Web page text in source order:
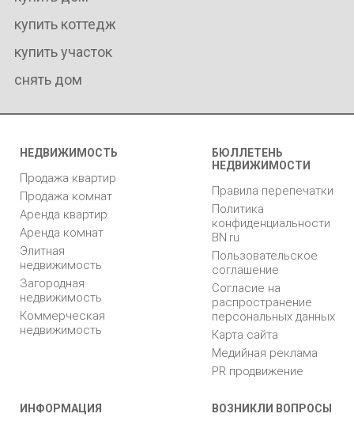
купить коттедж
купить участок
снять дом
НЕДВИЖИМОСТЬ
Продажа квартир
Продажа комнат
Аренда квартир
Аренда комнат
Элитная
недвижимость
Загородная
недвижимость
Коммерческая
недвижимость
БЮЛЛЕТЕНЬ
НЕДВИЖИМОСТИ
Правила перепечатки
Политика
конфиденциальности
BN.ru
Пользовательское
соглашение
Согласие на
распространение
персональных данных
Карта сайта
Медийная реклама
PR продвижение
ИНФОРМАЦИЯ ВОЗНИКЛИ ВОПРОСЫ